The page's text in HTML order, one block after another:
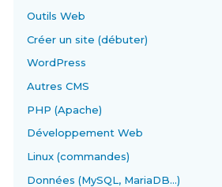
Outils Web
Créer un site (débuter)
WordPress
Autres CMS
PHP (Apache)
Développement Web
Linux (commandes)
Données (MySQL, MariaDB…)